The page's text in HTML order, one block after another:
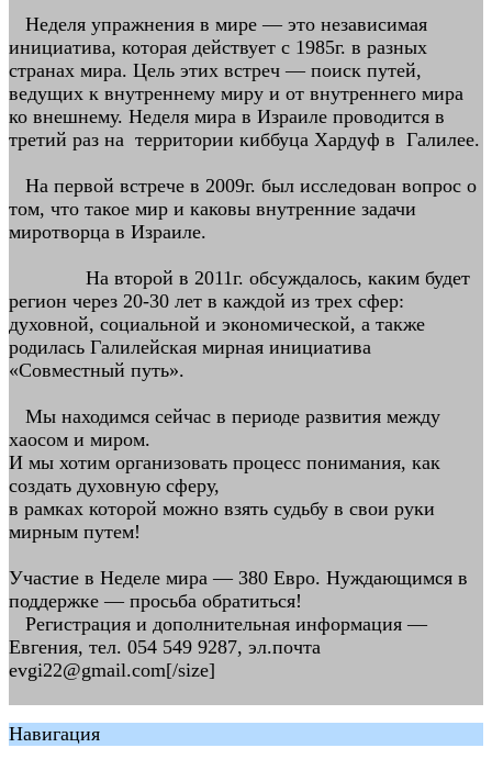
Неделя упражнения в мире — это независимая
инициатива, которая действует с 1985г. в разных
странах мира. Цель этих встреч — поиск путей,
ведущих к внутреннему миру и от внутреннего мира
ко внешнему. Неделя мира в Израиле проводится в
третий раз на территории киббуца Хардуф в Галилее.
На первой встрече в 2009г. был исследован вопрос о
том, что такое мир и каковы внутренние задачи
миротворца в Израиле.
На второй в 2011г. обсуждалось, каким будет
регион через 20-30 лет в каждой из трех сфер:
духовной, социальной и экономической, а также
родилась Галилейская мирная инициатива
«Совместный путь».
Мы находимся сейчас в периоде развития между
хаосом и миром.
И мы хотим организовать процесс понимания, как
создать духовную сферу,
в рамках которой можно взять судьбу в свои руки
мирным путем!
Участие в Неделе мира — 380 Евро. Нуждающимся в
поддержке — просьба обратиться!
Регистрация и дополнительная информация —
Евгения, тел. 054 549 9287, эл.почта
evgi22@gmail.com[/size]
Навигация